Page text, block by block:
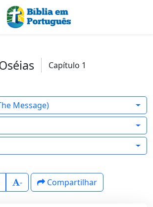
Capítulo 1
Message)
- Compartilhar